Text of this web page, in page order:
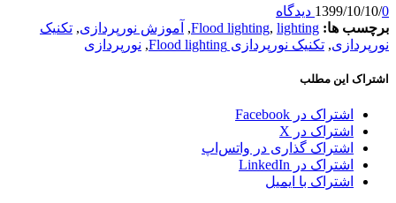
1399/10/10/0 دیدگاه
برچسب ها:
Flood lighting, lighting
, آموزش نورپردازی, تکنیک
نورپردازی, تکنیک نورپردازی Flood lighting , نورپردازی
اشتراک این مطلب
اشتراک در Facebook
اشتراک در X
اشتراک گذاری در واتس‌اپ
اشتراک در LinkedIn
اشتراک با ایمیل